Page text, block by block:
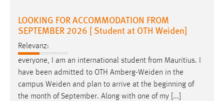
LOOKING FOR ACCOMMODATION FROM
SEPTEMBER 2026 [ Student at OTH Weiden]
Relevanz:
everyone, I am an international student from Mauritius. I
have been admitted to OTH Amberg-Weiden in the
campus Weiden and plan to arrive at the beginning of
the month of September. Along with one of my [...]
Cookie Laufzeit:
Facebook Pixel
Name:
_fbp